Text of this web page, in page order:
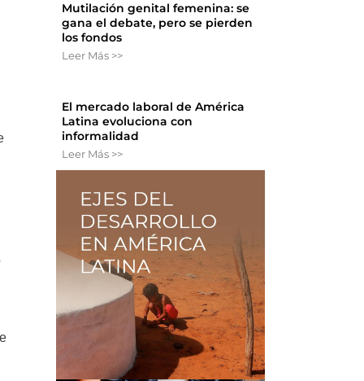
Mutilación genital femenina: se
gana el debate, pero se pierden
los fondos
Leer Más >>
El mercado laboral de América
Latina evoluciona con
informalidad
Leer Más >>